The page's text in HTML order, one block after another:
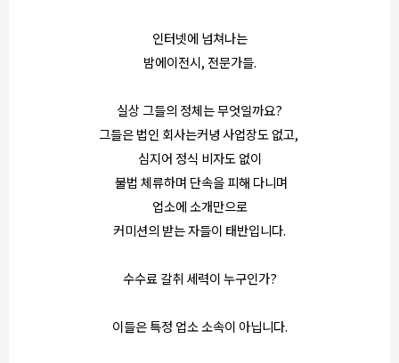
인터넷에 넘쳐나는
밤에이전시, 전문가들.
실상 그들의 정체는 무엇일까요?
그들은 법인 회사는커녕 사업장도 없고,
심지어 정식 비자도 없이
불법 체류하며 단속을 피해 다니며
업소에 소개만으로
커미션의 받는 자들이 태반입니다.
수수료 갈취 세력이 누구인가?
이들은 특정 업소 소속이 아닙니다.